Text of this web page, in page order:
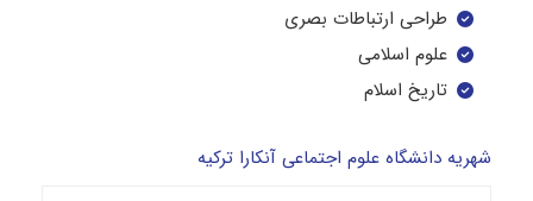
طراحی ارتباطات بصری
علوم اسلامی
تاریخ اسلام
شهریه دانشگاه علوم اجتماعی آنکارا ترکیه